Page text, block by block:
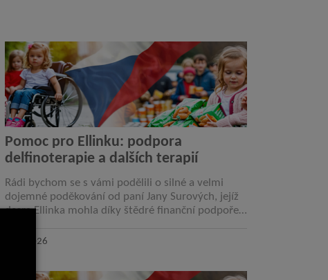
Pomoc pro Ellinku: podpora
delfinoterapie a dalších terapií
Rádi bychom se s vámi podělili o silné a velmi
dojemné poděkování od paní Jany Surových, jejíž
dcera Ellinka mohla díky štědré finanční podpoře
terapie….
2. 2. 2026